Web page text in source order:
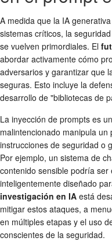
A medida que la IA
sistemas críticos, la
se vuelven primordiales. El
abordar activamente cómo
adversarios y garantizar que
seguras. Esto incluye la
desarrollo de "bibliotecas de
La inyección de prompts es
malintencionado manipula
instrucciones de seguridad o
Por ejemplo, un sistema de
contenido sensible podría
inteligentemente diseñado
investigación en IA está
mitigar estos ataques, a
en múltiples etapas y el uso
conscientes de la seguridad.